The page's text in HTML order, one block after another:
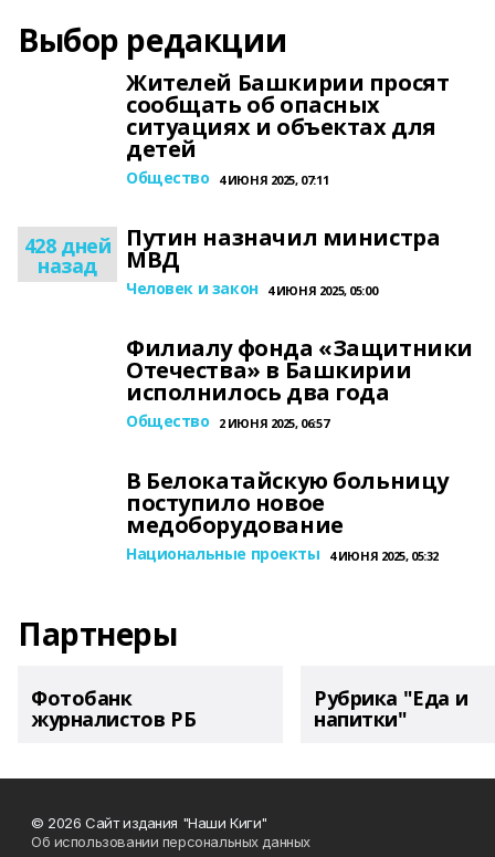
Выбор редакции
Жителей Башкирии просят
сообщать об опасных
ситуациях и объектах для
детей
Общество 4 ИЮНЯ 2025, 07:11
428 дней
назад
Путин назначил министра
МВД
Человек и закон 4 ИЮНЯ 2025, 05:00
Филиалу фонда «Защитники
Отечества» в Башкирии
исполнилось два года
Общество 2 ИЮНЯ 2025, 06:57
В Белокатайскую больницу
поступило новое
медоборудование
Национальные проекты 4 ИЮНЯ 2025, 05:32
Партнеры
Фотобанк
журналистов РБ
Рубрика "Еда и
напитки"
© 2026 Сайт издания "Наши Киги"
Об использовании персональных данных